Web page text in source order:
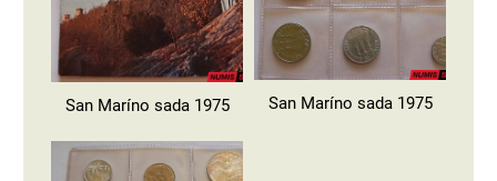
San Maríno sada 1975 San Maríno sada 1975